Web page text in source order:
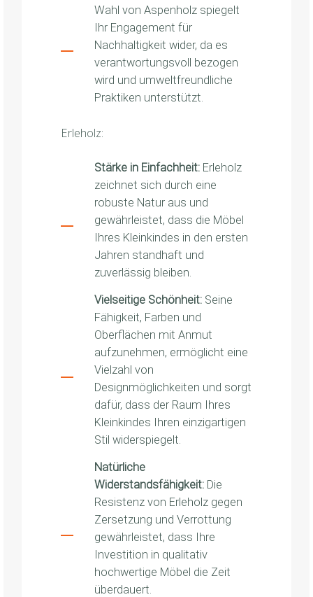
Wahl von Aspenholz spiegelt
Ihr Engagement für
Nachhaltigkeit wider, da es
verantwortungsvoll bezogen
wird und umweltfreundliche
Praktiken unterstützt.
Erleholz:
Stärke in Einfachheit: Erleholz
zeichnet sich durch eine
robuste Natur aus und
gewährleistet, dass die Möbel
Ihres Kleinkindes in den ersten
Jahren standhaft und
zuverlässig bleiben.
Vielseitige Schönheit: Seine
Fähigkeit, Farben und
Oberflächen mit Anmut
aufzunehmen, ermöglicht eine
Vielzahl von
Designmöglichkeiten und sorgt
dafür, dass der Raum Ihres
Kleinkindes Ihren einzigartigen
Stil widerspiegelt.
Natürliche
Widerstandsfähigkeit: Die
Resistenz von Erleholz gegen
Zersetzung und Verrottung
gewährleistet, dass Ihre
Investition in qualitativ
hochwertige Möbel die Zeit
überdauert.